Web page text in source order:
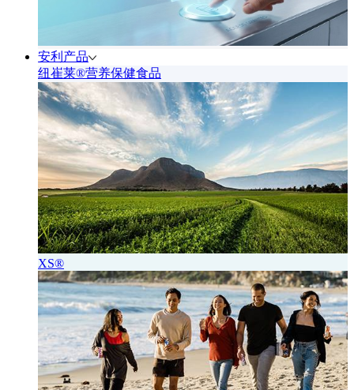
安利产品
纽崔莱®营养保健食品
XS®